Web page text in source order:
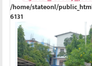
/home/stateonl/
6131